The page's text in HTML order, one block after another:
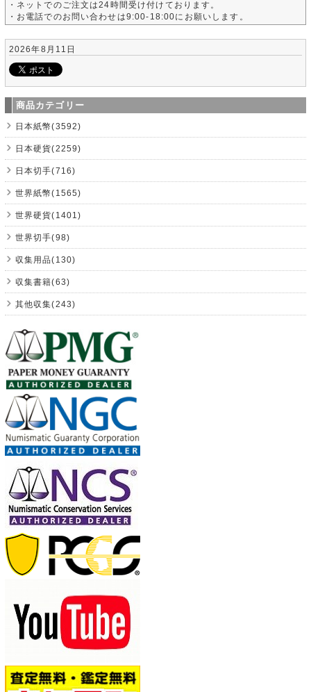
・ネットでのご注文は24時間受け付けております。
・お電話でのお問い合わせは9:00-18:00にお願いします。
2026年8月11日
商品カテゴリー
日本紙幣(3592)
日本硬貨(2259)
日本切手(716)
世界紙幣(1565)
世界硬貨(1401)
世界切手(98)
収集用品(130)
収集書籍(63)
其他収集(243)